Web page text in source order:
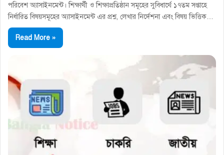
পরিবেশ অ্যাসাইনমেন্ট। শিক্ষার্থী ও শিক্ষাপ্রতিষ্ঠান সমূহের সুবিধার্থে ১৭তম সপ্তাহে
নির্ধারিত বিষয়সমূহের অ্যাসাইনমেন্ট এর প্রশ্ন, লেখার নির্দেশনা এবং বিষয় ভিত্তিক…
Read More »